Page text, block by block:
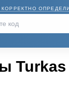
КОРРЕКТНО
Turkas